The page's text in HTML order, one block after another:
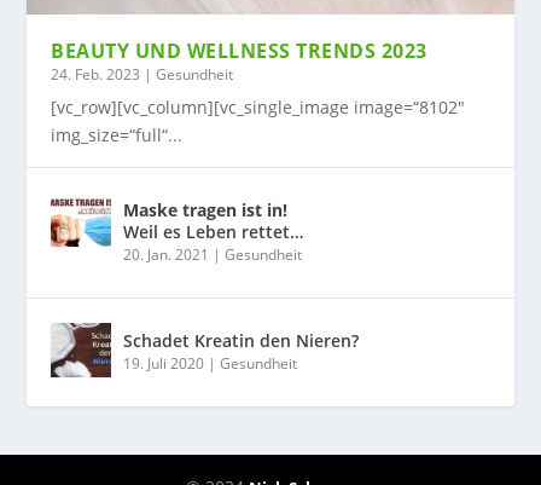
BEAUTY UND WELLNESS TRENDS 2023
24. Feb. 2023 |Gesundheit
[vc_row][vc_column][vc_single_image image=“8102″
img_size=“full“...
Maske tragen ist in!
Weil es Leben rettet…
20. Jan. 2021 |Gesundheit
Schadet Kreatin den Nieren?
19. Juli 2020 |Gesundheit